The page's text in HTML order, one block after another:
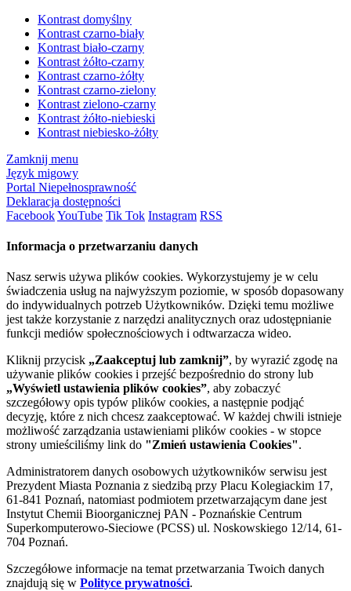
Kontrast domyślny
Kontrast czarno-biały
Kontrast biało-czarny
Kontrast żółto-czarny
Kontrast czarno-żółty
Kontrast czarno-zielony
Kontrast zielono-czarny
Kontrast żółto-niebieski
Kontrast niebiesko-żółty
Zamknij menu
Język migowy
Portal Niepełnosprawność
Deklaracja dostępności
FacebookYouTube Tik Tok Instagram RSS
Informacja o przetwarzaniu danych
Nasz serwis używa plików cookies. Wykorzystujemy je w celu
świadczenia usług na najwyższym poziomie, w sposób dopasowany
do indywidualnych potrzeb Użytkowników. Dzięki temu możliwe
jest także korzystanie z narzędzi analitycznych oraz udostępnianie
funkcji mediów społecznościowych i odtwarzacza wideo.
Kliknij przycisk „Zaakceptuj lub zamknij”, by wyrazić zgodę na
używanie plików cookies i przejść bezpośrednio do strony lub
„Wyświetl ustawienia plików cookies”, aby zobaczyć
szczegółowy opis typów plików cookies, a następnie podjąć
decyzję, które z nich chcesz zaakceptować. W każdej chwili istnieje
możliwość zarządzania ustawieniami plików cookies - w stopce
strony umieściliśmy link do "Zmień ustawienia Cookies".
Administratorem danych osobowych użytkowników serwisu jest
Prezydent Miasta Poznania z siedzibą przy Placu Kolegiackim 17,
61-841 Poznań, natomiast podmiotem przetwarzającym dane jest
Instytut Chemii Bioorganicznej PAN - Poznańskie Centrum
Superkomputerowo-Sieciowe (PCSS) ul. Noskowskiego 12/14, 61-
704 Poznań.
Szczegółowe informacje na temat przetwarzania Twoich danych
znajdują się w Polityce prywatności.